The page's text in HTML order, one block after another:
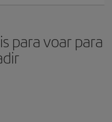
para voar para